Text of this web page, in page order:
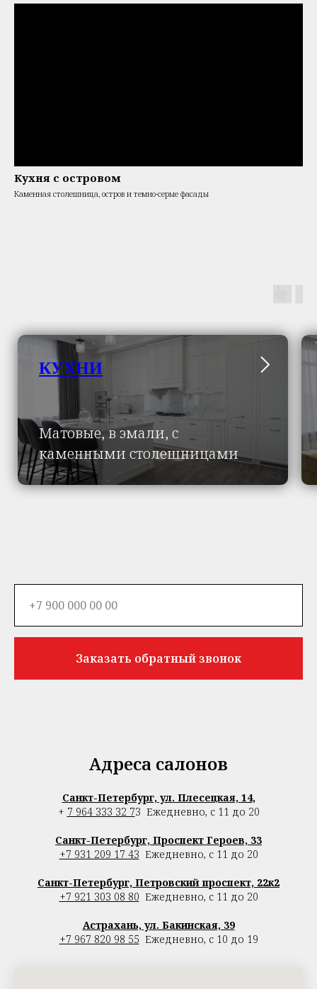
Кухня с островом
Каменная столешница, остров и темно-серые фасады
КУХНИ
Матовые, в эмали, с
каменными столешницами
Заказать обратный звонок
Адреса салонов
Санкт-Петербург, ул. Плесецкая, 14,
+ 7 964 333 32 73 Ежедневно, с 11 до 20
Санкт-Петербург, Проспект Героев, 33
+7 931 209 17 43 Ежедневно, с 11 до 20
Санкт-Петербург, Петровский проспект, 22к2
+7 921 303 08 80 Ежедневно, с 11 до 20
Астрахань, ул. Бакинская, 39
+7 967 820 98 55 Ежедневно, с 10 до 19